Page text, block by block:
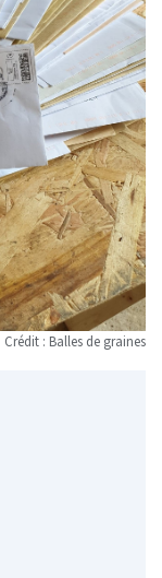
Crédit : Balles de graines